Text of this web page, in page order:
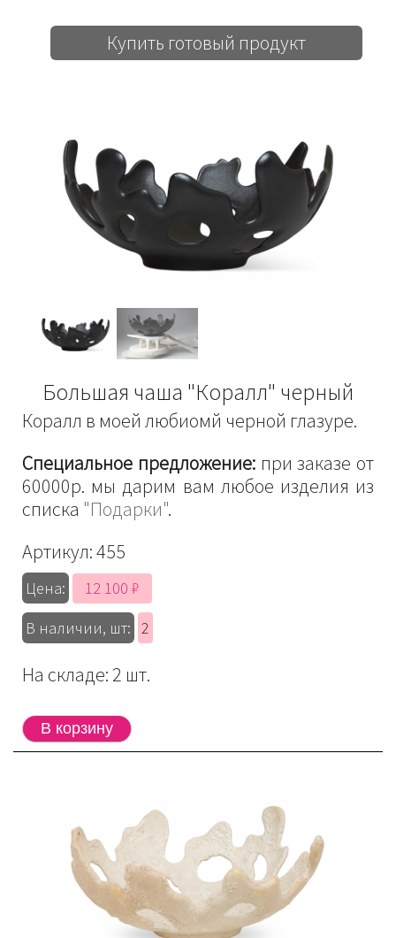
Купить готовый продукт
Большая чаша "Коралл" черный
Коралл в моей любиомй черной глазуре.
Специальное предложение:при заказе от
60000р. мы дарим вам любое изделия из
списка "Подарки".
Артикул:455
Цена:
12 100 ₽
В наличии, шт: 2
На складе: 2 шт.